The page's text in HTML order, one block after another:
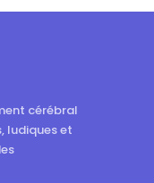
cérébral
ludiques et